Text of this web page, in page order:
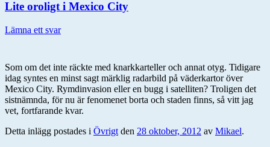
Lite oroligt i Mexico City
Lämna ett svar
Som om det inte räckte med knarkkarteller och annat otyg. Tidigare
idag syntes en minst sagt märklig radarbild på väderkartor över
Mexico City. Rymdinvasion eller en bugg i satelliten? Troligen det
sistnämnda, för nu är fenomenet borta och staden finns, så vitt jag
vet, fortfarande kvar.
Detta inlägg postades i Övrigt den 28 oktober, 2012 av Mikael.